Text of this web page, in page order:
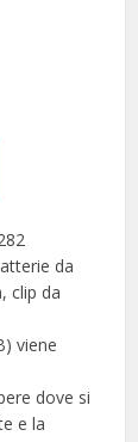
da
clip da
viene
dove si
e la